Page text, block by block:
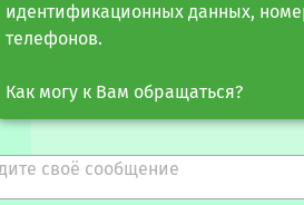
новостей Можете
идентификационных данных,
телефонов.
Как могу к Вам обращаться?